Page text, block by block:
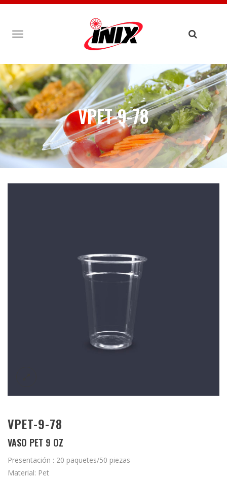
TOGGLE
NAVIGATION
VPET-9-78
VPET-9-78
VASO PET 9 OZ
Presentación : 20 paquetes/50 piezas
Material: Pet